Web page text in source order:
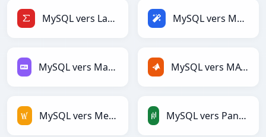
MySQL vers LaTeX MySQL vers Magic
MySQL vers Markdown MySQL vers MATLAB
MySQL vers MediaWiki MySQL vers PandasDataFrame